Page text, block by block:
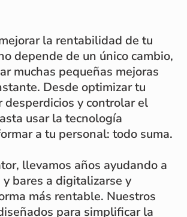
la rentabilidad de tu
depende de un único cambio,
muchas pequeñas mejoras
Desde optimizar tu
desperdicios y controlar el
usar la tecnología
a tu personal: todo suma.
llevamos años ayudando a
bares a digitalizarse y
más rentable. Nuestros
para simplificar la